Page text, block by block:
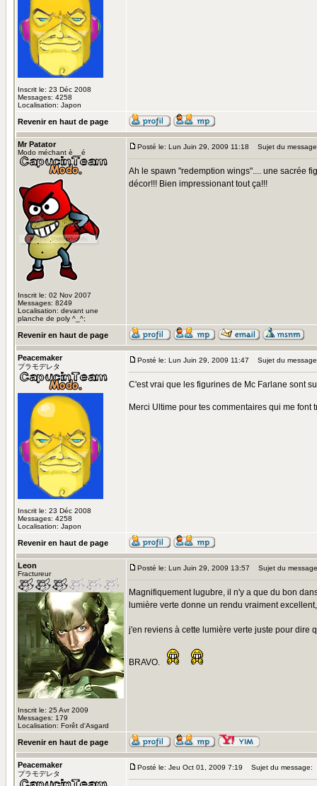
Inscrit le: 23 Déc 2008
Messages: 4258
Localisation: Japon
Revenir en haut de page
Mr Patator
Modo méchant è__é
Inscrit le: 02 Nov 2007
Messages: 8249
Localisation: devant une
planche de poly ^_^;
Posté le: Lun Juin 29, 2009 11:18 Sujet du
Ah le spawn "redemption wings".... une sacrée
décor!!! Bien impressionant tout ça!!!
Revenir en haut de page
Peacemaker
プラモデレタ
Inscrit le: 23 Déc 2008
Messages: 4258
Localisation: Japon
Posté le: Lun Juin 29, 2009 11:47 Sujet du
C'est vrai que les figurines de Mc Farlane sont
Merci Ultime pour tes commentaires qui me font
Revenir en haut de page
Leon
Fractureur
Inscrit le: 25 Avr 2009
Messages: 179
Localisation: Forêt d'Asgard
Posté le: Lun Juin 29, 2009 13:57 Sujet du
Magnifiquement lugubre, il n'y a que du bon
lumière verte donne un rendu vraiment
j'en reviens à cette lumière verte juste pour dire
BRAVO.
Revenir en haut de page
Peacemaker
プラモデレタ
Posté le: Jeu Oct 01, 2009 7:19 Sujet du message: